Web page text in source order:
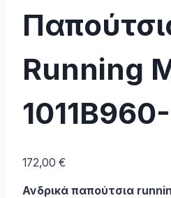
Running
172,00 €
Ανδρικά παπούτσια